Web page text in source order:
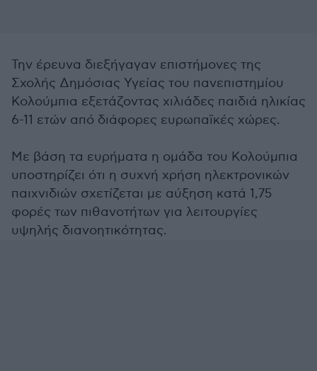
Την έρευνα διεξήγαγαν επιστήμονες της
Σχολής Δημόσιας Υγείας του πανεπιστημίου
Κολούμπια εξετάζοντας χιλιάδες παιδιά ηλικίας
6-11 ετών από διάφορες ευρωπαϊκές χώρες.
Με βάση τα ευρήματα η ομάδα του Κολούμπια
υποστηρίζει ότι η συχνή χρήση ηλεκτρονικών
παιχνιδιών σχετίζεται με αύξηση κατά 1,75
φορές των πιθανοτήτων για λειτουργίες
υψηλής διανοητικότητας.